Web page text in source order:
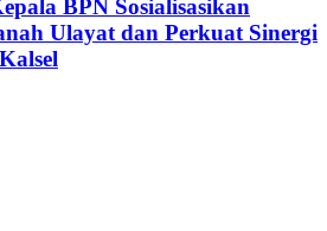
BPN Sosialisasikan
Ulayat dan Perkuat Sinergi